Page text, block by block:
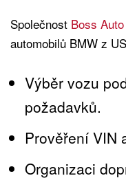
Společnost Boss Auto
automobilů BMW z
Výběr vozu
požadavků.
Prověření VIN
Organizaci